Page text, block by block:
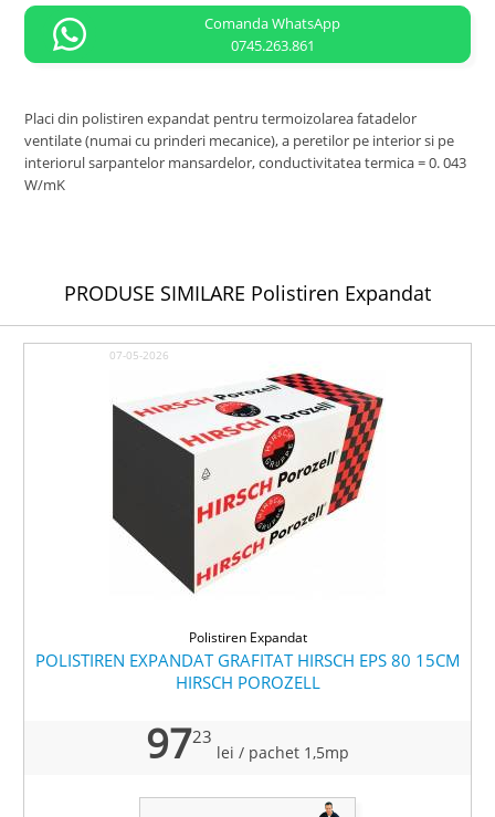
Comanda WhatsApp
0745.263.861
Placi din polistiren expandat pentru termoizolarea fatadelor
ventilate (numai cu prinderi mecanice), a peretilor pe interior si pe
interiorul sarpantelor mansardelor, conductivitatea termica = 0. 043
W/mK
PRODUSE SIMILARE Polistiren Expandat
07-05-2026
Polistiren Expandat
POLISTIREN EXPANDAT GRAFITAT HIRSCH EPS 80 15CM
HIRSCH POROZELL
9723
lei / pachet 1,5mp